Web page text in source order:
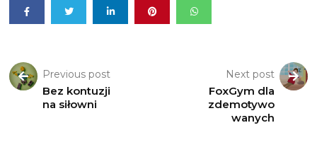
Previous post
Bez kontuzji
na siłowni
Next post
FoxGym dla
zdemotywo
wanych